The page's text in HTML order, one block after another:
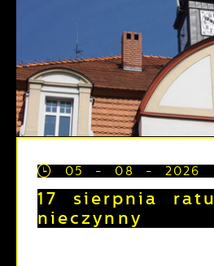
05 - 08 - 2026
17 sierpnia
nieczynny